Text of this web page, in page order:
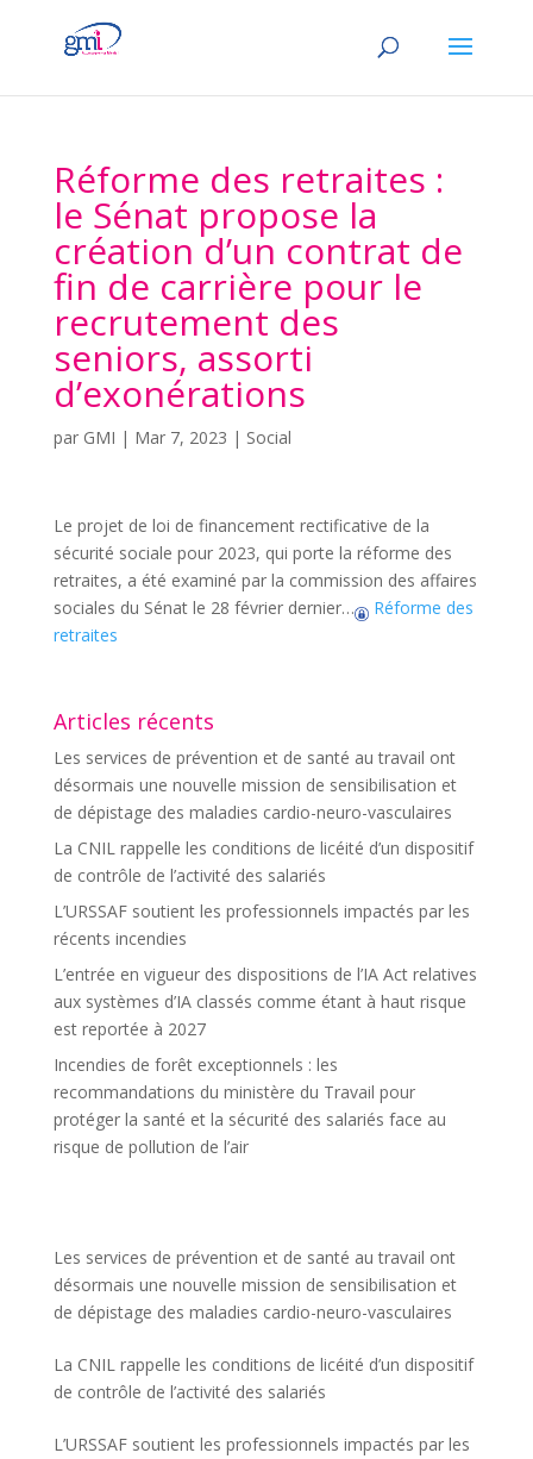
Réforme des retraites :
le Sénat propose la
création d’un contrat de
fin de carrière pour le
recrutement des
seniors, assorti
d’exonérations
par GMI | Mar 7, 2023 | Social
Le projet de loi de financement rectificative de la
sécurité sociale pour 2023, qui porte la réforme des
retraites, a été examiné par la commission des affaires
sociales du Sénat le 28 février dernier…
Réforme des
retraites
Articles récents
Les services de prévention et de santé au travail ont
désormais une nouvelle mission de sensibilisation et
de dépistage des maladies cardio-neuro-vasculaires
La CNIL rappelle les conditions de licéité d’un dispositif
de contrôle de l’activité des salariés
L’URSSAF soutient les professionnels impactés par les
récents incendies
L’entrée en vigueur des dispositions de l’IA Act relatives
aux systèmes d’IA classés comme étant à haut risque
est reportée à 2027
Incendies de forêt exceptionnels : les
recommandations du ministère du Travail pour
protéger la santé et la sécurité des salariés face au
risque de pollution de l’air
Les services de prévention et de santé au travail ont
désormais une nouvelle mission de sensibilisation et
de dépistage des maladies cardio-neuro-vasculaires
La CNIL rappelle les conditions de licéité d’un dispositif
de contrôle de l’activité des salariés
L’URSSAF soutient les professionnels impactés par les